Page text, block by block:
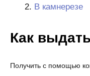
В камнерезе
Как выдать
Получить с помощью